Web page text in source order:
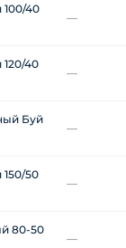
40
—
40
—
Буй
—
50
—
80-50
—